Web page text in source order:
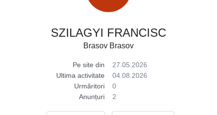
SZILAGYI FRANCISC
Brasov Brasov
Pe site din
27.05.2026
Ultima activitate
04.08.2026
Urmăritori
0
Anunțuri
2